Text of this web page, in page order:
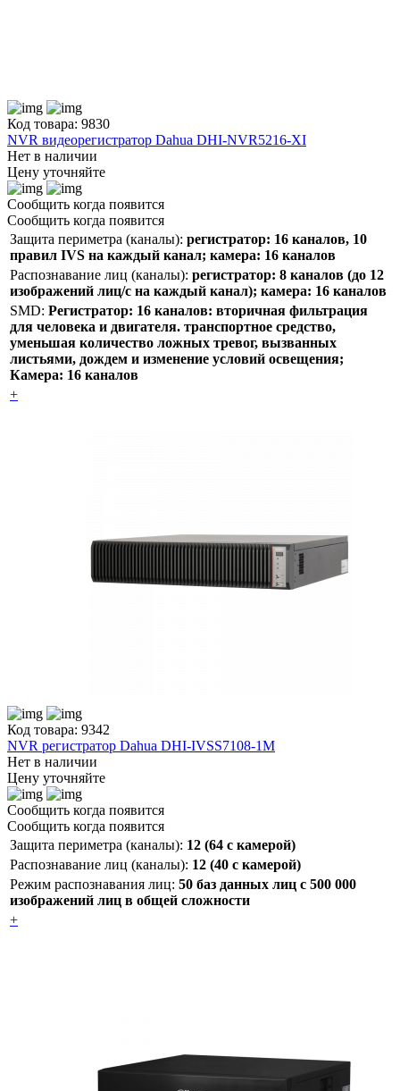
Код товара: 9830
NVR видеорегистратор Dahua DHI-NVR5216-XI
Нет в наличии
Цену уточняйте
Сообщить когда появится
Сообщить когда появится
Защита периметра (каналы): регистратор: 16 каналов, 10
правил IVS на каждый канал; камера: 16 каналов
Распознавание лиц (каналы): регистратор: 8 каналов (до 12
изображений лиц/с на каждый канал); камера: 16 каналов
SMD: Регистратор: 16 каналов: вторичная фильтрация
для человека и двигателя. транспортное средство,
уменьшая количество ложных тревог, вызванных
листьями, дождем и изменение условий освещения;
Камера: 16 каналов
+
Код товара: 9342
NVR регистратор Dahua DHI-IVSS7108-1M
Нет в наличии
Цену уточняйте
Сообщить когда появится
Сообщить когда появится
Защита периметра (каналы): 12 (64 с камерой)
Распознавание лиц (каналы): 12 (40 с камерой)
Режим распознавания лиц: 50 баз данных лиц с 500 000
изображений лиц в общей сложности
+